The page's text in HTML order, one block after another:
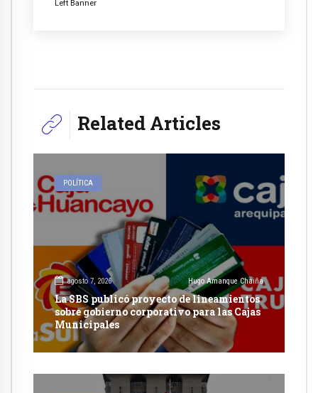
Left Banner
Related Articles
POLÍTICA
agosto 7, 2026 Hugo Amanque Chaiña
La SBS publicó proyecto de lineamientos
sobre gobierno corporativo para las Cajas
Municipales